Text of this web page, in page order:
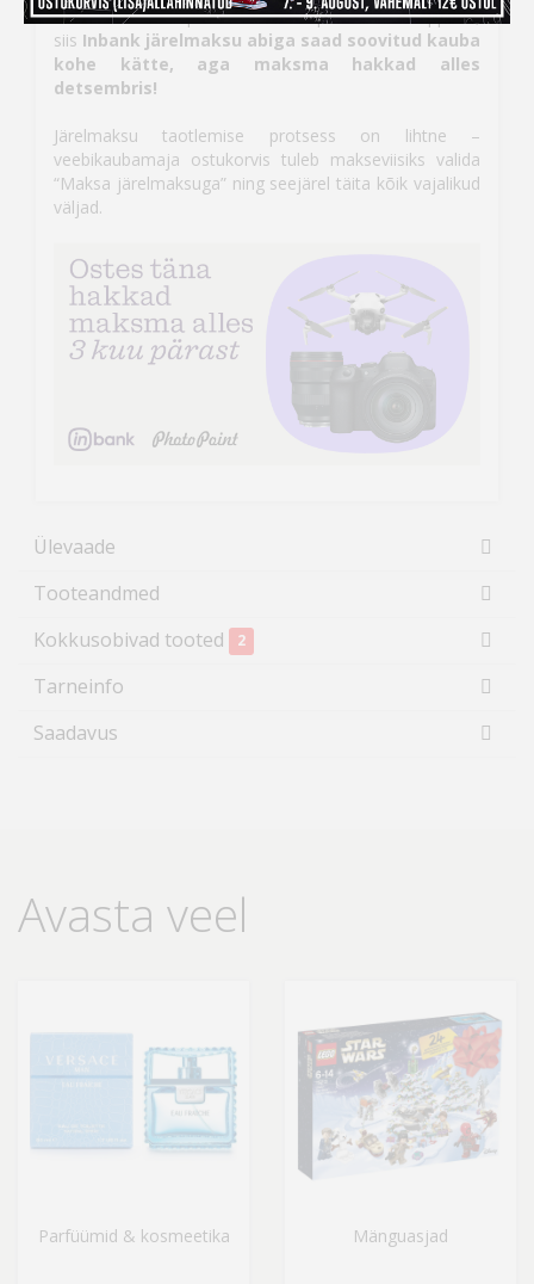
Kui ihaldatud kaupade tellimiseks peaks raha nappima,
siis Inbank järelmaksu abiga saad soovitud kauba
kohe kätte, aga maksma hakkad alles
detsembris!
Järelmaksu taotlemise protsess on lihtne –
veebikaubamaja ostukorvis tuleb makseviisiks valida
“Maksa järelmaksuga” ning seejärel täita kõik vajalikud
väljad.
Ülevaade
Tooteandmed
Kokkusobivad tooted
2
Tarneinfo
Saadavus
Avasta veel
Parfüümid & kosmeetika Mänguasjad